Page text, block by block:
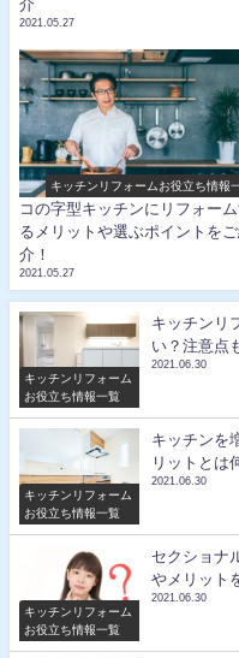
介
2021.05.27
キッチンリフォームお役立ち情報
コの字型キッチンにリフォー
るメリットや選ぶポイントを
介！
2021.05.27
キッチンリフォーム
お役立ち情報一覧
キッチンリ
い？注意点
2021.06.30
キッチンリフォーム
お役立ち情報一覧
キッチンを
リットとは
2021.06.30
キッチンリフォーム
お役立ち情報一覧
セクショナ
やメリット
2021.06.30